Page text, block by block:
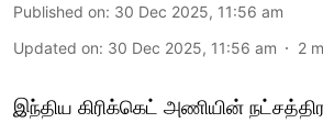
Published on: 30 Dec 2025, 11:56 am
Updated on: 30 Dec 2025, 11:56 am 2
இந்திய கிரிக்கெட் அணியின்